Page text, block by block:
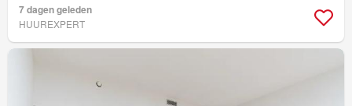
7 dagen geleden
HUUREXPERT